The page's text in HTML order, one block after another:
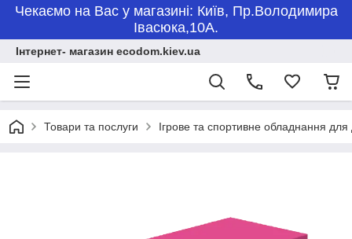
Чекаємо на Вас у магазині: Київ, Пр.Володимира
Івасюка,10А.
Інтернет- магазин ecodom.kiev.ua
Товари та послуги Ігрове та спортивне обладнання для